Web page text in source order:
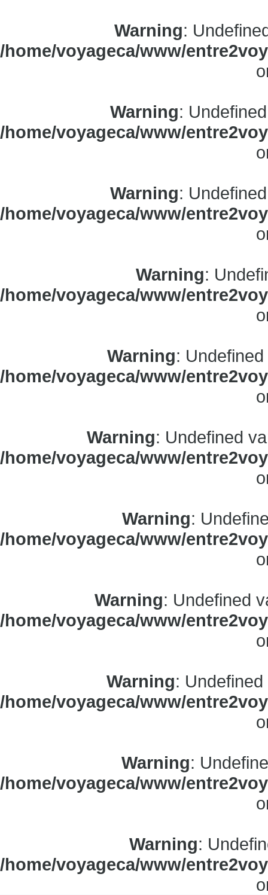
Warning:
/home/voyageca/www/
Warning:
/home/voyageca/www/
Warning:
/home/voyageca/www/
Warning:
/home/voyageca/www/
Warning:
/home/voyageca/www/
Warning: Undefined
/home/voyageca/www/
Warning:
/home/voyageca/www/
Warning: Undefined
/home/voyageca/www/
Warning:
/home/voyageca/www/
Warning:
/home/voyageca/www/
Warning:
/home/voyageca/www/